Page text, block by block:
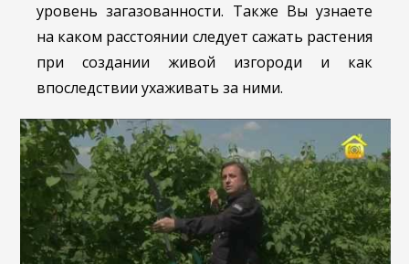
уровень загазованности. Также Вы узнаете
на каком расстоянии следует сажать растения
при создании живой изгороди и как
впоследствии ухаживать за ними.